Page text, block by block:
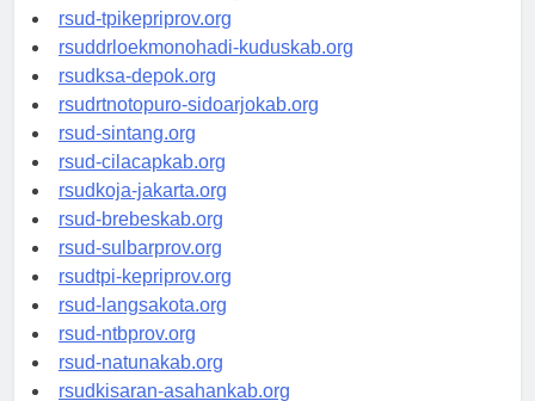
rsud-simeuluekab.org
rsud-tpikepriprov.org
rsuddrloekmonohadi-kuduskab.org
rsudksa-depok.org
rsudrtnotopuro-sidoarjokab.org
rsud-sintang.org
rsud-cilacapkab.org
rsudkoja-jakarta.org
rsud-brebeskab.org
rsud-sulbarprov.org
rsudtpi-kepriprov.org
rsud-langsakota.org
rsud-ntbprov.org
rsud-natunakab.org